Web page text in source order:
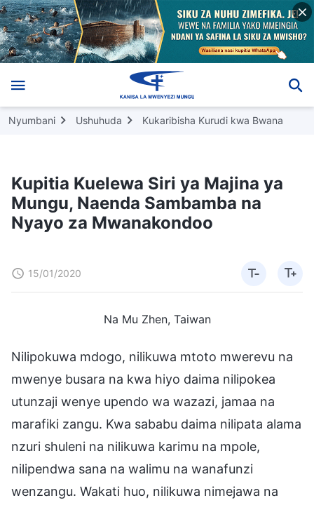
Nyumbani Ushuhuda Kukaribisha Kurudi kwa Bwana
Kupitia Kuelewa Siri ya Majina ya
Mungu, Naenda Sambamba na
Nyayo za Mwanakondoo
15/01/2020
Na Mu Zhen, Taiwan
Nilipokuwa mdogo, nilikuwa mtoto mwerevu na
mwenye busara na kwa hiyo daima nilipokea
utunzaji wenye upendo wa wazazi, jamaa na
marafiki zangu. Kwa sababu daima nilipata alama
nzuri shuleni na nilikuwa karimu na mpole,
nilipendwa sana na walimu na wanafunzi
wenzangu. Wakati huo, nilikuwa nimejawa na